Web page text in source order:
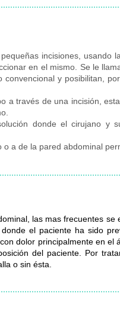
incisiones, usando
en el mismo. Se le
y posibilitan,
a través de una incisión,
donde el cirujano y
a de la pared abdominal
las mas frecuentes
el paciente ha sido
dolor principalmente en el
del paciente. Por
o sin ésta.